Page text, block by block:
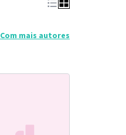
Com mais autores